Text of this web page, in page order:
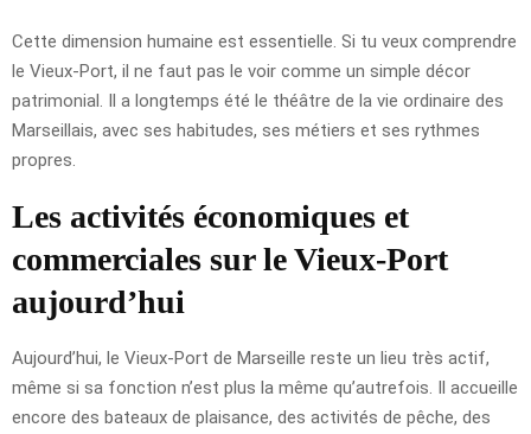
Cette dimension humaine est essentielle. Si tu veux comprendre
le Vieux-Port, il ne faut pas le voir comme un simple décor
patrimonial. Il a longtemps été le théâtre de la vie ordinaire des
Marseillais, avec ses habitudes, ses métiers et ses rythmes
propres.
Les activités économiques et
commerciales sur le Vieux-Port
aujourd’hui
Aujourd’hui, le Vieux-Port de Marseille reste un lieu très actif,
même si sa fonction n’est plus la même qu’autrefois. Il accueille
encore des bateaux de plaisance, des activités de pêche, des